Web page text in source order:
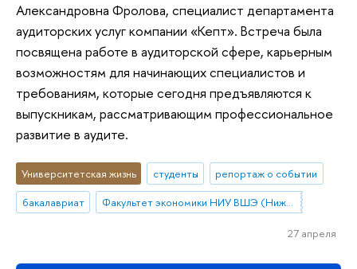
Александровна Фролова, специалист департамента
аудиторских услуг компании «Кепт». Встреча была
посвящена работе в аудиторской сфере, карьерным
возможностям для начинающих специалистов и
требованиям, которые сегодня предъявляются к
выпускникам, рассматривающим профессиональное
развитие в аудите.
Университетская жизнь студенты
репортаж о событии
бакалавриат
Факультет экономики НИУ ВШЭ (Нижний Новгород)
27 апреля